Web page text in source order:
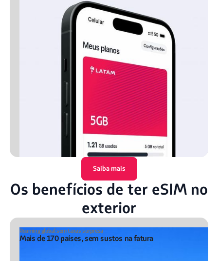
Saiba mais
Os benefícios de ter eSIM no
exterior
Roaming global sem taxas surpresa
Mais de 170 países, sem sustos na fatura